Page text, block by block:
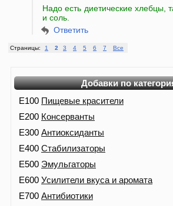
Надо есть диетические хлебцы,
и соль.
Ответить
Страницы: 1 2 3 4 5 6 7 Все
Добавки по
E100 Пищевые красители
E200 Консерванты
E300 Антиоксиданты
E400 Стабилизаторы
E500 Эмульгаторы
E600 Усилители вкуса и аромата
E700 Антибиотики